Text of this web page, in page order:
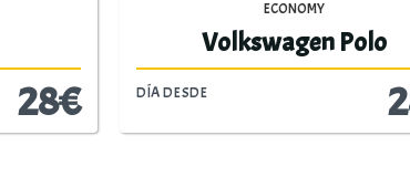
Ford Fusion
DÍA DESDE